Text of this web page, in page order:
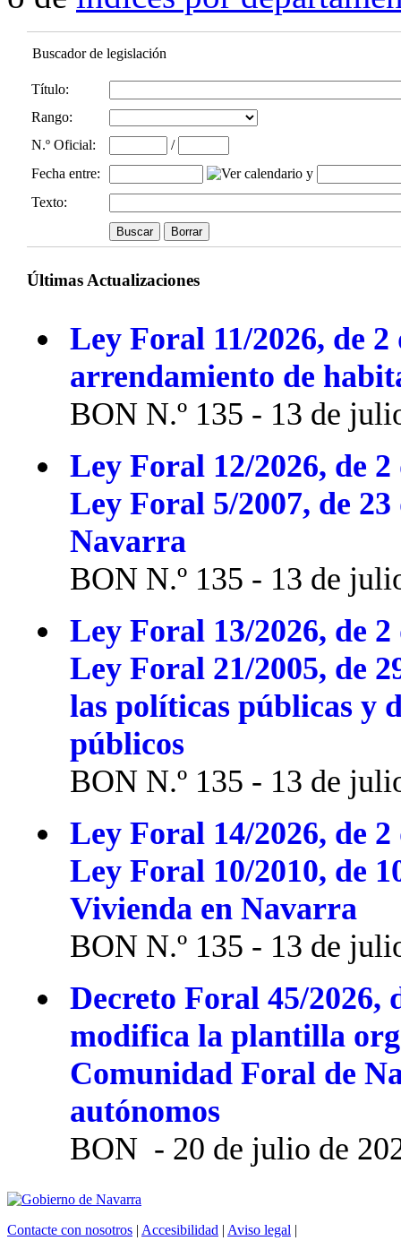
Buscador de legislación
Título:
Rango:
N.º Oficial:
/
Fecha entre:
y
Texto:
Últimas Actualizaciones
Ley Foral 11/2026, de
arrendamiento de
BON N.º 135 - 13 de
Ley Foral 12/2026, de
Ley Foral 5/2007, de
Navarra
BON N.º 135 - 13 de
Ley Foral 13/2026, de
Ley Foral 21/2005, de
las políticas públicas y
públicos
BON N.º 135 - 13 de
Ley Foral 14/2026, de
Ley Foral 10/2010, de
Vivienda en Navarra
BON N.º 135 - 13 de
Decreto Foral 45/2026,
modifica la plantilla
Comunidad Foral de
autónomos
BON - 20 de julio de
Contacte con nosotros | Accesibilidad | Aviso legal |